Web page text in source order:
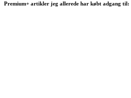
Premium+ artikler jeg allerede har købt adgang til: